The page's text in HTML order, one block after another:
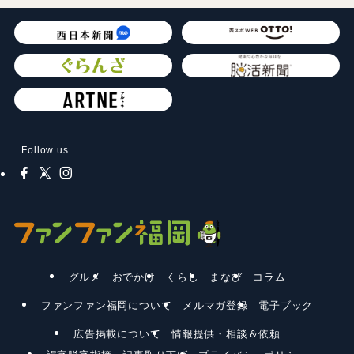
Follow us
グルメ おでかけ くらし まなび コラム
ファンファン福岡について メルマガ登録 電子ブック
広告掲載について
情報提供・相談＆依頼